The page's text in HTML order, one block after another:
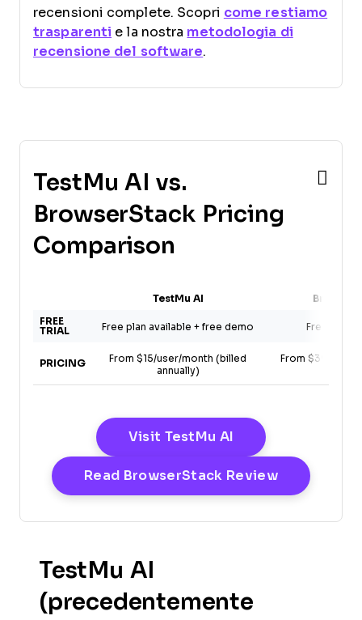
recensioni complete. Scopri come restiamo
trasparenti e la nostra metodologia di
recensione del software.
TestMu AI vs.
BrowserStack Pricing
Comparison
TestMu AI
FREE
TRIAL
Free plan available + free demo Free trial
PRICING
From $15/user/month (billed
annually)
From $39/user/
Visit TestMu AI Opens New
Read BrowserStack ReviewOpens New
TestMu AI
(precedentemente